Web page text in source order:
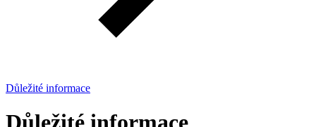
Důležité informace